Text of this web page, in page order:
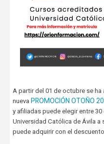
A partir del 01 de octubre se ha
nueva PROMOCIÓN OTOÑO
y afiliadas puede elegir entre
Universidad Católica de Ávila a
puede adquirir con el